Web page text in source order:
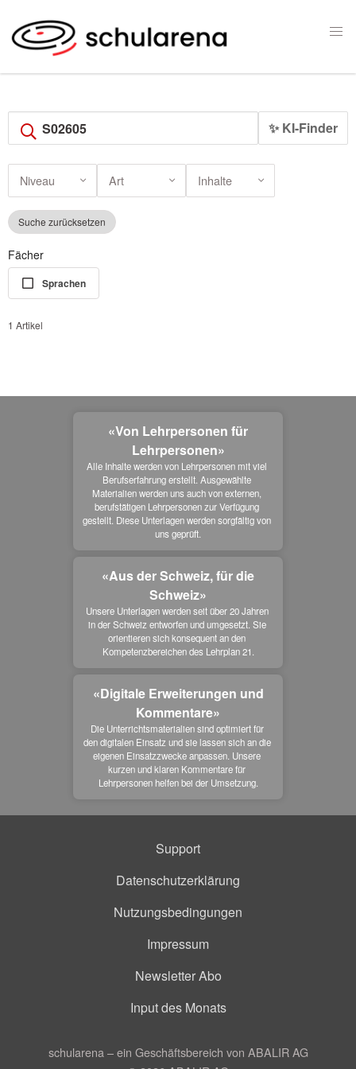
✨ KI-Finder
Niveau Art Inhalte
Suche zurücksetzen
Fächer
Sprachen
1 Artikel
«Von Lehrpersonen für
Lehrpersonen»
Alle Inhalte werden von Lehrpersonen mit viel
Berufserfahrung erstellt. Ausgewählte
Materialien werden uns auch von externen,
berufstätigen Lehrpersonen zur Verfügung
gestellt. Diese Unterlagen werden sorgfältig von
uns geprüft.
«Aus der Schweiz, für die
Schweiz»
Unsere Unterlagen werden seit über 20 Jahren
in der Schweiz entworfen und umgesetzt. Sie
orientieren sich konsequent an den
Kompetenzbereichen des Lehrplan 21.
«Digitale Erweiterungen und
Kommentare»
Die Unterrichtsmaterialien sind optimiert für
den digitalen Einsatz und sie lassen sich an die
eigenen Einsatzzwecke anpassen. Unsere
kurzen und klaren Kommentare für
Lehrpersonen helfen bei der Umsetzung.
Support
Datenschutzerklärung
Nutzungsbedingungen
Impressum
Newsletter Abo
Input des Monats
schularena – ein Geschäftsbereich von ABALIR AG